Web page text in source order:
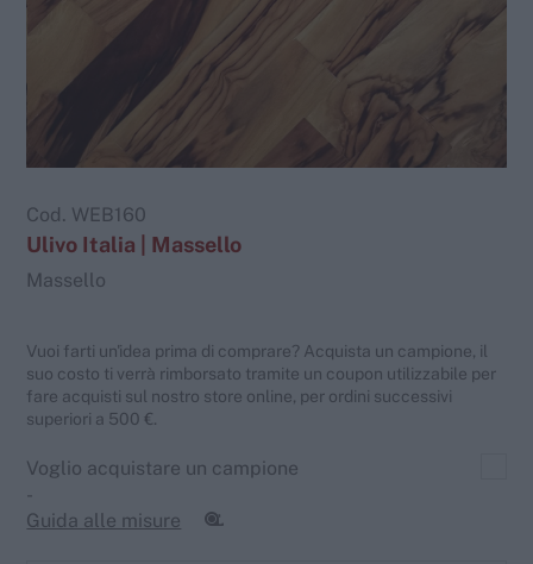
Cod. WEB160
Ulivo Italia | Massello
Massello
Vuoi farti un'idea prima di comprare? Acquista un campione, il
suo costo ti verrà rimborsato tramite un coupon utilizzabile per
fare acquisti sul nostro store online, per ordini successivi
superiori a 500 €.
Voglio acquistare un campione
-
Guida alle misure